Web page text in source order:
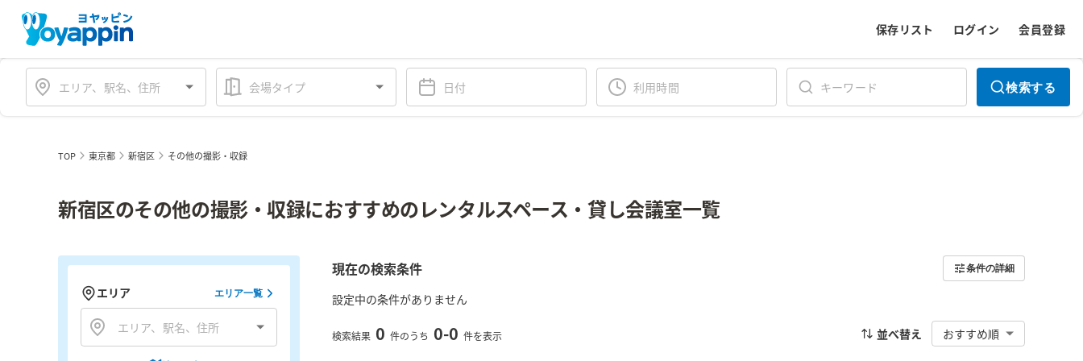
保存リスト ログイン 会員登録
会場タイプ 検索する
TOP 東京都 新宿区 その他の撮影・収録
新宿区のその他の撮影・収録におすすめのレンタルスペース・貸し会議室一覧
現在の検索条件 条件の詳細
設定中の条件がありません
検索結果 0 件のうち 0-0 件を表示 並べ替え おすすめ順
エリア エリア一覧